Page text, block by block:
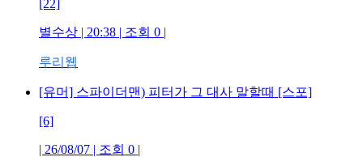
[22]
별수상 | 20:38 | 조회 0 |
루리웹
[유머] 스파이더맨) 피터가 그 대사 말할때 [스포]
[6]
| 26/08/07 | 조회 0 |